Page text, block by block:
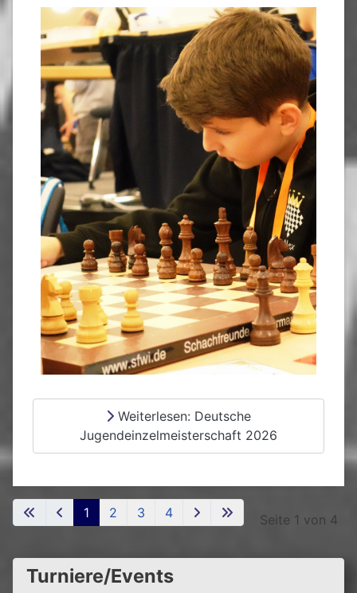
Weiterlesen: Deutsche
Jugendeinzelmeisterschaft 2026
Seite 1 von 4
1 2 3 4
Turniere/Events